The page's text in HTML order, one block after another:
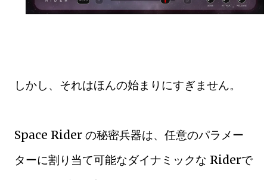
しかし、それはほんの始まりにすぎません。
Space Rider の秘密兵器は、任意のパラメー
ターに割り当て可能なダイナミックな Riderで